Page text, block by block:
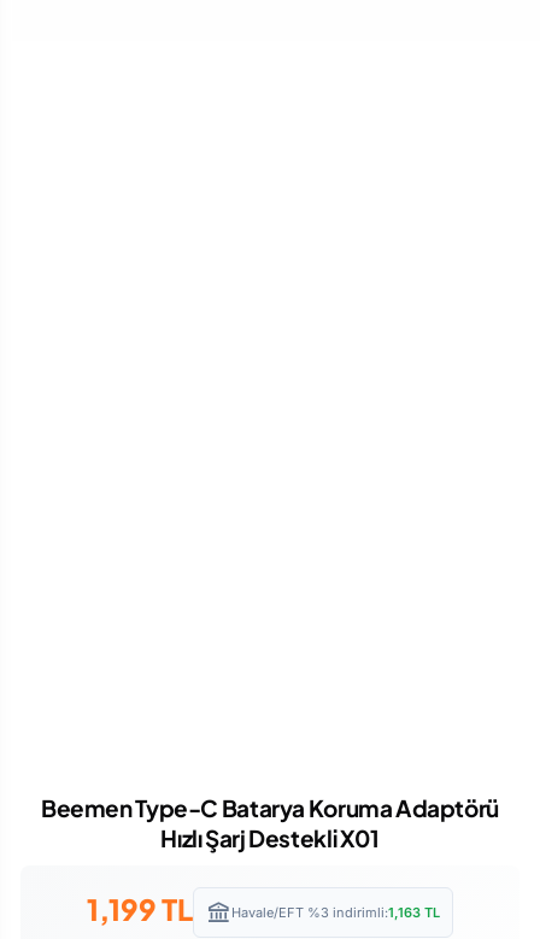
Beemen Type-C Batarya Koruma Adaptörü
Hızlı Şarj Destekli X01
1,199TL Havale/EFT %3 indirimli:1,163 TL